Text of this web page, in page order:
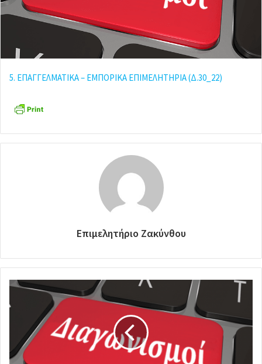
l
5. ΕΠΑΓΓΕΛΜΑΤΙΚΑ – ΕΜΠΟΡΙΚΑ ΕΠΙΜΕΛΗΤΗΡΙΑ (Δ.30_22)
Επιμελητήριο Ζακύνθου